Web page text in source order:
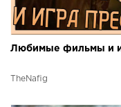
Любимые фильмы и
TheNafig